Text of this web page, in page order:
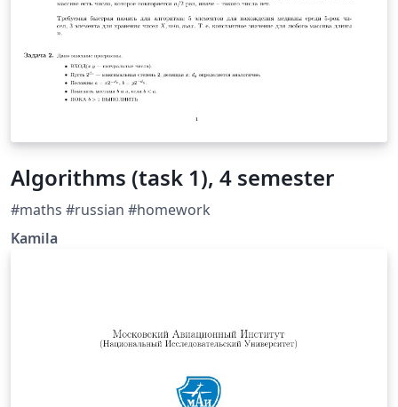
Algorithms (task 1), 4 semester
#maths #russian #homework
Kamila